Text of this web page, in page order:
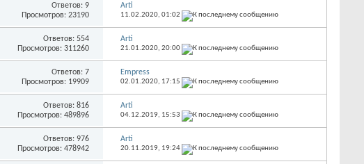
Ответов: 9
Просмотров: 23190
Arti
11.02.2020, 01:02
Ответов: 554
Просмотров: 311260
Arti
21.01.2020, 20:00
Ответов: 7
Просмотров: 19909
Empress
02.01.2020, 17:15
Ответов: 816
Просмотров: 489896
Arti
04.12.2019, 15:53
Ответов: 976
Просмотров: 478942
Arti
20.11.2019, 19:24